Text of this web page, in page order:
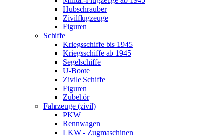
Hubschrauber
Zivilflugzeuge
Figuren
Schiffe
Kriegsschiffe bis 1945
Kriegsschiffe ab 1945
Segelschiffe
U-Boote
Zivile Schiffe
Figuren
Zubehör
Fahrzeuge (zivil)
PKW
Rennwagen
LKW - Zugmaschinen